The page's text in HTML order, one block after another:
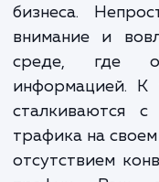
изобилия и
ваш онлайн-
фактором,
бизнеса.
внимание и
среде, где
информацией.